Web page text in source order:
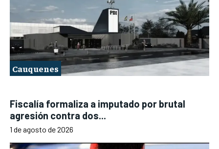
Cauquenes
Fiscalía formaliza a imputado por brutal
agresión contra dos...
1 de agosto de 2026